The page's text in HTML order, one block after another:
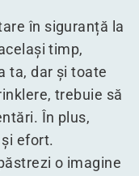
în siguranță la
timp,
ta, dar și toate
trebuie să
În plus,
efort.
o imagine